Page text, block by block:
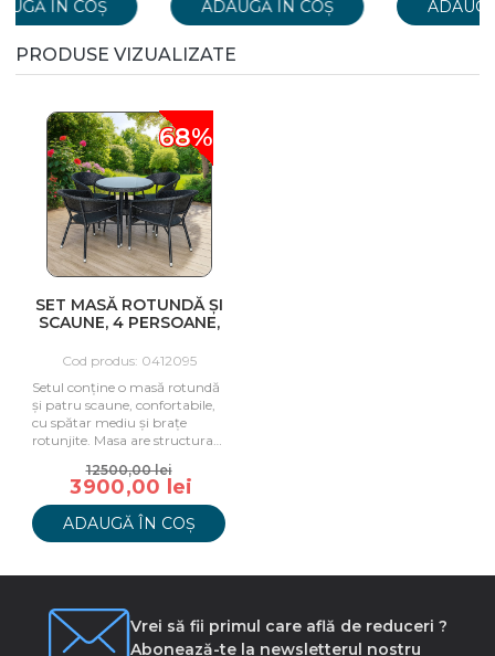
ADAUGĂ ÎN COȘ ADAUGĂ ÎN COȘ
PRODUSE VIZUALIZATE
68%
SET MASĂ ROTUNDĂ ȘI
SCAUNE, 4 PERSOANE,
Cod produs: 0412095
Setul conține o masă rotundă
și patru scaune, confortabile,
cu spătar mediu și brațe
rotunjite. Masa are structura
12500,00 lei
3900,00 lei
ADAUGĂ ÎN COȘ
Vrei să fii primul care află de reduceri ?
Abonează-te la newsletterul nostru